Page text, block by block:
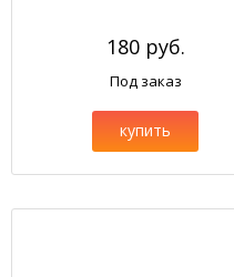
180 руб.
Под заказ
купить